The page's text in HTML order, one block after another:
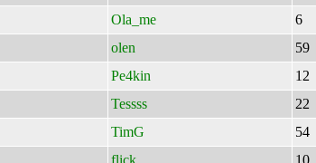
Ola_me 6
olen 59
Pe4kin 12
Tessss 22
TimG 54
flick 10